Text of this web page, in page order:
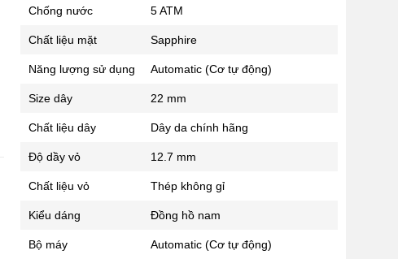
Số 28 Chùa Thông - Sơn Tây -
02437939481
034 629 9090
Vinhomes Ocean Park 1, Dương
Chống nước 5 ATM
Chất liệu mặt Sapphire
Năng lượng sử dụng Automatic (Cơ tự động)
Size dây 22 mm
Chất liệu dây Dây da chính hãng
Độ dầy vỏ 12.7 mm
Chất liệu vỏ Thép không gỉ
Kiểu dáng Đồng hồ nam
Bộ máy Automatic (Cơ tự động)